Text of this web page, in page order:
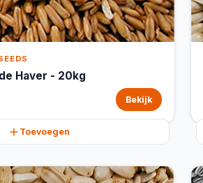
Haver - 20kg
Bekijk
Toevoegen